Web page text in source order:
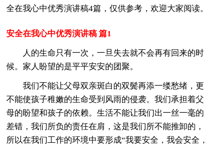
全在我心中优秀演讲稿4篇，仅供参考，欢迎大家阅读。
安全在我心中优秀演讲稿 篇1
人的生命只有一次，一旦失去就不会再有回来的时
候。家人盼望的是平平安安的团聚。
我们不能让父母双亲斑白的双鬓再添一缕愁绪，更
不能使孩子稚嫩的生命受到风雨的侵袭。我们承担着父
母的盼望和孩子的依赖。生活不能让我们出一丝一毫的
差错，我们所负的责任在肩，这是我们所不能推卸的，
所以在我们工作的环境中要形成“我要安全，我会安全，